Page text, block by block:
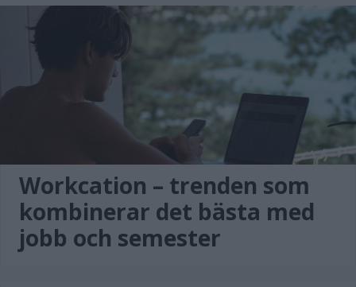
Workcation – trenden som
kombinerar det bästa med
jobb och semester